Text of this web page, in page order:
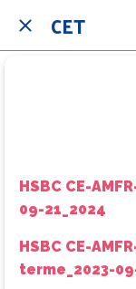
CET
HSBC CE-
09-21_2024
HSBC CE-
terme_2023-